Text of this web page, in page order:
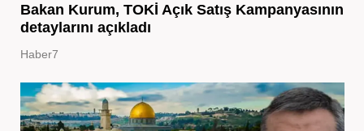
Bakan Kurum, TOKİ Açık Satış Kampanyasının
detaylarını açıkladı
Haber7